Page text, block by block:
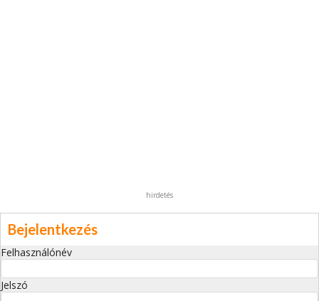
hirdetés
Bejelentkezés
Felhasználónév
Jelszó